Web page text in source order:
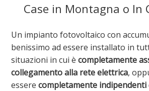
Case in Montagna o In
Un impianto fotovoltaico con
benissimo ad essere installato in
situazioni in cui è completamente
collegamento alla rete elettrica,
essere completamente indipendenti